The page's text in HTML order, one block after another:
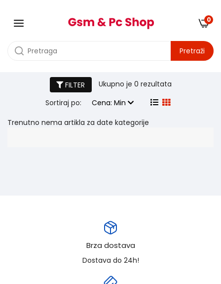
Pretraži
0
Navigacija za auto
FILTER Ukupno je 0 rezultata
Sortiraj po:
Cena: Min
Trenutno nema artikla za date kategorije
Brza dostava
Dostava do 24h!